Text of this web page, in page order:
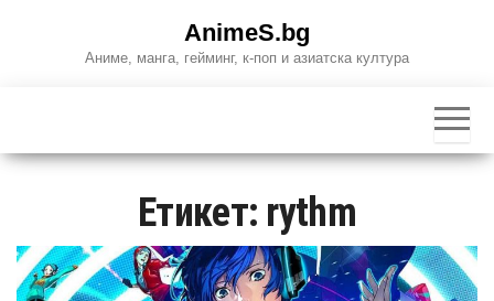
AnimeS.bg
Аниме, манга, гейминг, к-поп и азиатска култура
Етикет: rythm